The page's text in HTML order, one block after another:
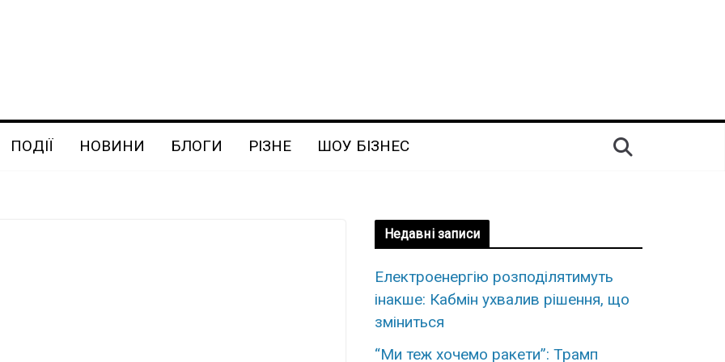
ПОДІЇ НОВИНИ БЛОГИ РІЗНЕ ШОУ БІЗНЕС
Недавні записи
Електроенергію розподілятимуть
інакше: Кабмін ухвалив рішення, що
зміниться
“Ми теж хочемо ракети”: Трамп